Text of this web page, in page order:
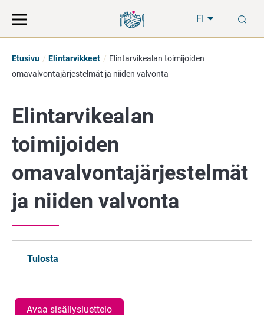
suoraan
sisältöön
koko
sivuston
FI
Etusivu Elintarvikkeet
Elintarvikealan toimijoiden
omavalvontajärjestelmät ja niiden valvonta
Elintarvikealan
toimijoiden
omavalvontajärjestelmät
ja niiden valvonta
Tulosta
Avaa sisällysluettelo